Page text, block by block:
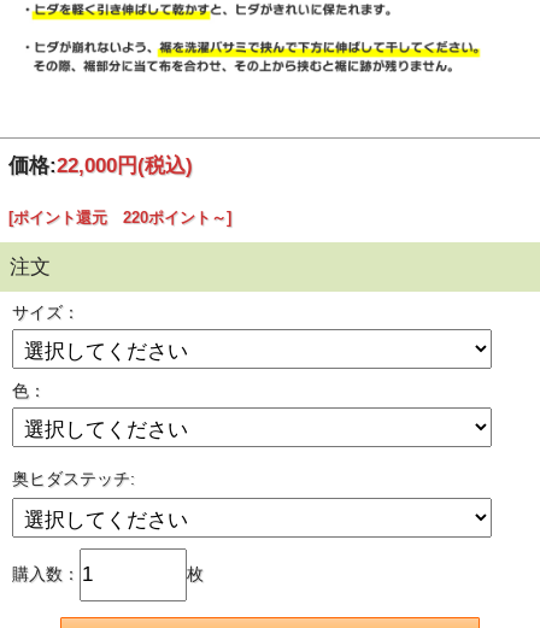
価格:22,000円(税込)
[ポイント還元 220ポイント～]
注文
サイズ：
色：
奥ヒダステッチ:
購入数： 枚